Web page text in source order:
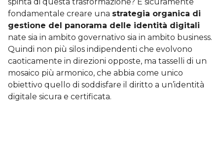
fondamentale creare una strategia organica di
gestione del panorama delle identità digitali
nate sia in ambito governativo sia in ambito business.
Quindi non più silos indipendenti che evolvono
caoticamente in direzioni opposte, ma tasselli di un
mosaico più armonico, che abbia come unico
obiettivo quello di soddisfare il diritto a un’identità
digitale sicura e certificata.